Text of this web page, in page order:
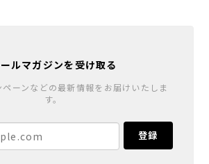
ルマガジンを受け取る
ーンなどの最新情報をお届けいたしま
す。
登録